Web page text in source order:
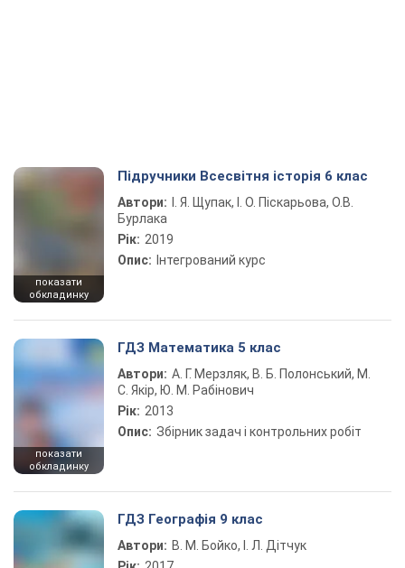
показати
обкладинку
Підручники Всесвітня історія 6 клас
Автори:
І. Я. Щупак, І. О. Піскарьова, О.В.
Бурлака
Рік: 2019
Опис: Інтегрований курс
показати
обкладинку
ГДЗ Математика 5 клас
Автори: А. Г. Мерзляк, В. Б. Полонський, М.
С. Якір, Ю. М. Рабінович
Рік: 2013
Опис: Збірник задач і контрольних робіт
ГДЗ Географія 9 клас
Автори: В. М. Бойко, І. Л. Дітчук